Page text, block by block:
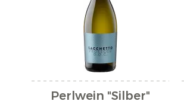
Perlwein "Silber"